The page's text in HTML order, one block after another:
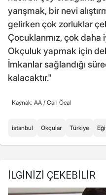
yarışmak, bir nevi
gelirken çok zorluklar
Çocuklarımız, çok
Okçuluk yapmak için
İmkanlar sağlandığı
kalacaktır."
Kaynak: AA / Can Öcal
istanbul Okçular Türkiye